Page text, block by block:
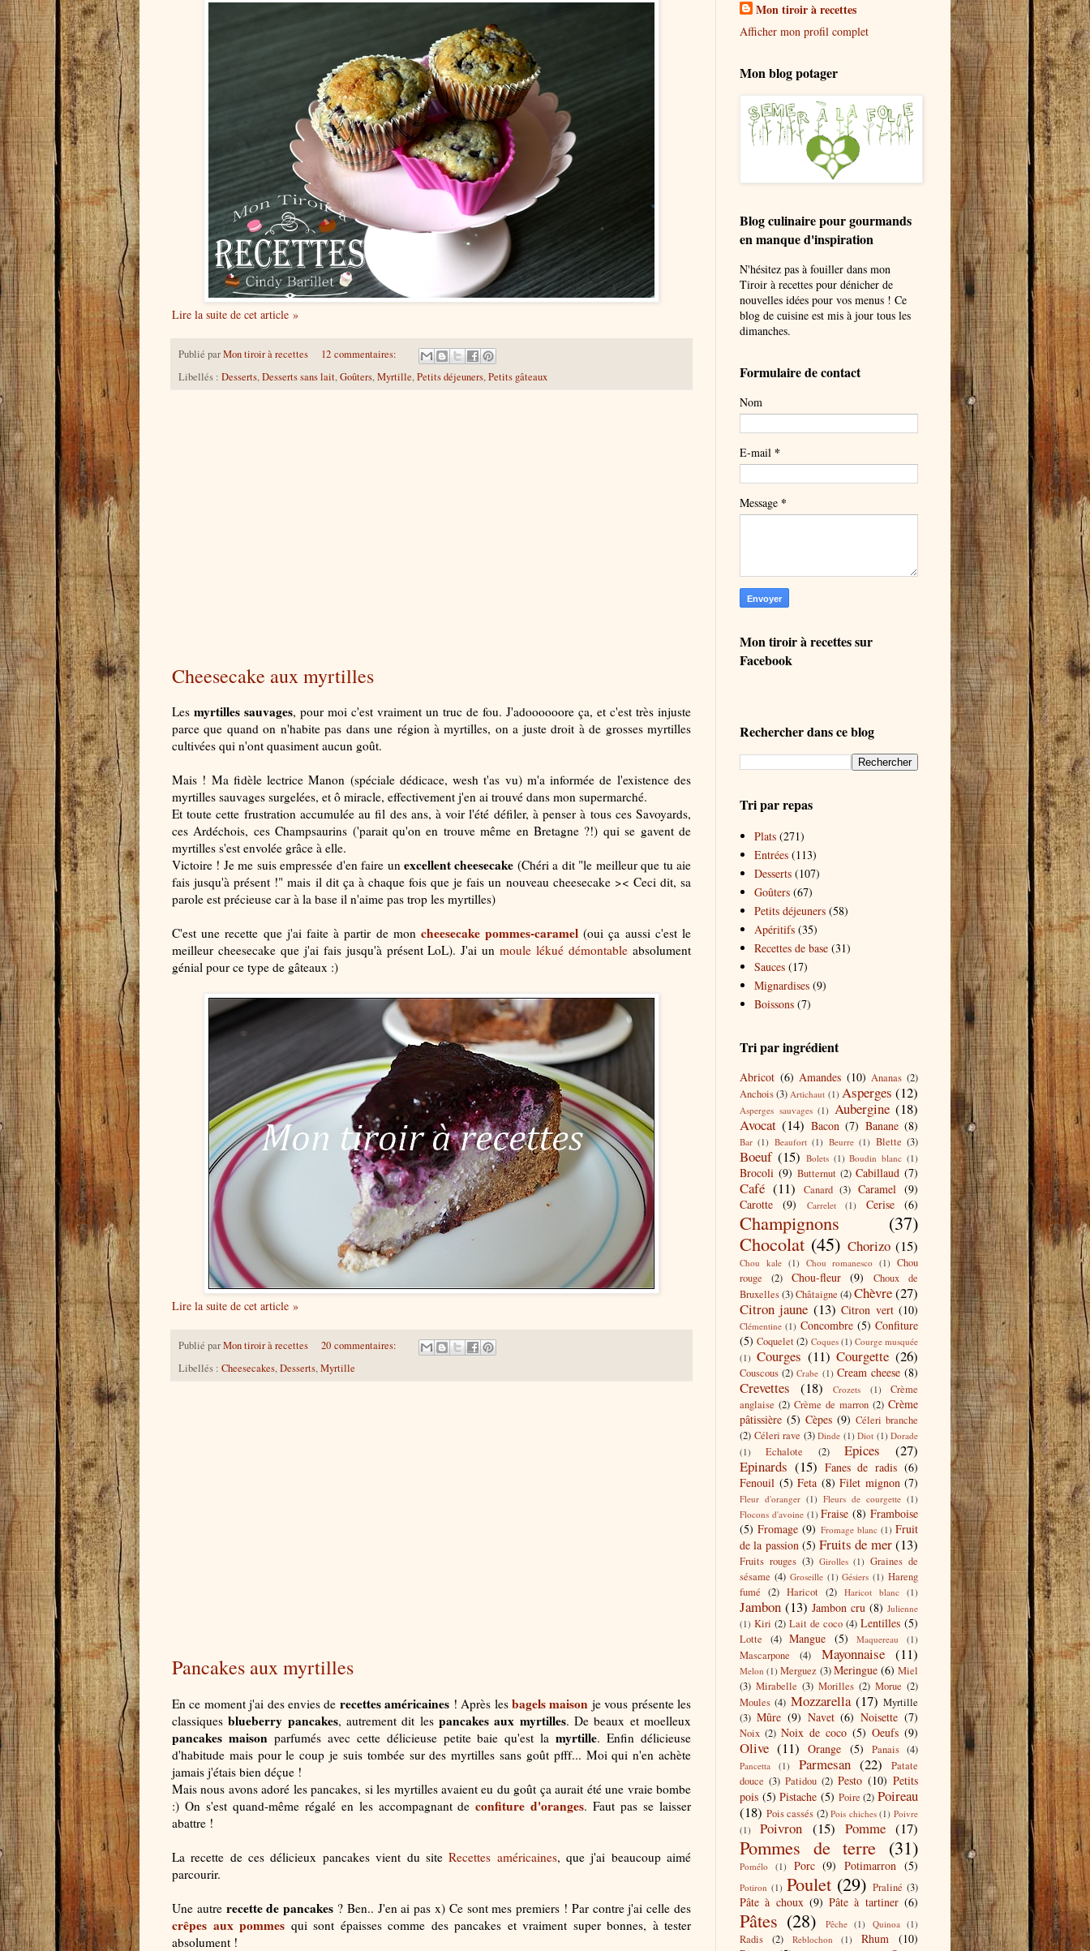
Lire la suite de cet article »
Publié parMon tiroir à recettes
12 commentaires:
Libellés : Desserts,Desserts sans lait,Goûters,Myrtille,Petits déjeuners,Petits gâteaux
Cheesecake aux myrtilles
Les myrtilles sauvages, pour moi c'est vraiment un truc de fou. J'adoooooore ça, et c'est très injuste
parce que quand on n'habite pas dans une région à myrtilles, on a juste droit à de grosses myrtilles
cultivées qui n'ont quasiment aucun goût.
Mais ! Ma fidèle lectrice Manon (spéciale dédicace, wesh t'as vu) m'a informée de l'existence des
myrtilles sauvages surgelées, et ô miracle, effectivement j'en ai trouvé dans mon supermarché.
Et toute cette frustration accumulée au fil des ans, à voir l'été défiler, à penser à tous ces Savoyards,
ces Ardéchois, ces Champsaurins ('parait qu'on en trouve même en Bretagne ?!) qui se gavent de
myrtilles s'est envolée grâce à elle.
Victoire ! Je me suis empressée d'en faire un excellent cheesecake (Chéri a dit "le meilleur que tu aie
fais jusqu'à présent !" mais il dit ça à chaque fois que je fais un nouveau cheesecake >< Ceci dit, sa
parole est précieuse car à la base il n'aime pas trop les myrtilles)
C'est une recette que j'ai faite à partir de mon cheesecake pommes-caramel (oui ça aussi c'est le
meilleur cheesecake que j'ai fais jusqu'à présent LoL). J'ai unmoule lékué démontable absolument
génial pour ce type de gâteaux :)
Lire la suite de cet article »
Publié parMon tiroir à recettes
20 commentaires:
Libellés : Cheesecakes,Desserts,Myrtille
Pancakes aux myrtilles
En ce moment j'ai des envies de recettes américaines ! Après les bagels maison je vous présente les
classiquesblueberry pancakes, autrement dit lespancakes aux myrtilles. De beaux et moelleux
pancakes maison parfumés avec cette délicieuse petite baie qu'est lamyrtille. Enfin délicieuse
d'habitude mais pour le coup je suis tombée sur des myrtilles sans goût pfff... Moi qui n'en achète
jamais j'étais bien déçue !
Mais nous avons adoré les pancakes, si les myrtilles avaient eu du goût ça aurait été une vraie bombe
:) On s'est quand-même régalé en les accompagnant deconfiture d'oranges. Faut pas se laisser
abattre !
La recette de ces délicieux pancakes vient du siteRecettes américaines, que j'ai beaucoup aimé
parcourir.
Une autre recette de pancakes ? Ben.. J'en ai pas x) Ce sont mes premiers ! Par contre j'ai celle des
crêpes aux pommes qui sont épaisses comme des pancakes et vraiment super bonnes, à tester
absolument !
Mon tiroir à recettes
Afficher mon profil complet
Mon blog potager
Blog culinaire pour gourmands
en manque d'inspiration
N'hésitez pas à fouiller dans mon
Tiroir à recettes pour dénicher de
nouvelles idées pour vos menus ! Ce
blog de cuisine est mis à jour tous les
dimanches.
Formulaire de contact
Nom
E-mail *
Message *
Mon tiroir à recettes sur
Facebook
Rechercher dans ce blog
Tri par repas
Plats (271)
Entrées (113)
Desserts (107)
Goûters (67)
Petits déjeuners (58)
Apéritifs (35)
Recettes de base (31)
Sauces (17)
Mignardises (9)
Boissons (7)
Tri par ingrédient
Abricot (6) Amandes (10) Ananas (2)
Anchois(3) Artichaut (1) Asperges (12)
Asperges sauvages (1) Aubergine (18)
Avocat (14) Bacon (7) Banane (8)
Bar (1) Beaufort (1) Beurre (1) Blette (3)
Boeuf (15) Bolets (1) Boudin blanc (1)
Brocoli (9) Butternut (2) Cabillaud (7)
Café (11) Canard (3) Caramel (9)
Carotte
(9) Carrelet (1) Cerise (6)
Champignons
(37)
Chocolat (45) Chorizo (15)
Chou kale (1) Chou romanesco (1)
Chou
rouge
(2) Chou-fleur (9)
Choux de
Bruxelles(3)Châtaigne (4)Chèvre(27)
Citron jaune (13) Citron vert (10)
Clémentine (1) Concombre (5) Confiture
(5) Coquelet(2) Coques (1) Courge musquée
(1) Courges (11) Courgette (26)
Couscous (2) Crabe (1) Cream cheese (8)
Crevettes (18) Crozets (1)
Crème
anglaise (2) Crème de marron (2) Crème
pâtissière (5) Cèpes (9) Céleri branche
(2) Céleri rave (3) Dinde (1) Diot (1) Dorade
(1)
Echalote (2) Epices
(27)
Epinards (15) Fanes de radis (6)
Fenouil (5) Feta (8) Filet mignon (7)
Fleur d'oranger (1) Fleurs de courgette (1)
Flocons d'avoine (1) Fraise (8) Framboise
(5) Fromage (9) Fromage blanc (1) Fruit
de la passion (5) Fruits de mer(13)
Fruits rouges (3) Girolles (1) Graines de
sésame (4) Groseille (1) Gésiers (1) Hareng
fumé (2) Haricot (2) Haricot blanc (1)
Jambon (13) Jambon cru (8) Julienne
(1) Kiri (2) Lait de coco (4) Lentilles (5)
Lotte (4) Mangue (5) Maquereau (1)
Mascarpone (4) Mayonnaise (11)
Melon (1) Merguez (3) Meringue (6) Miel
(3) Mirabelle (3) Morilles (2) Morue (2)
Moules (4) Mozzarella (17) Myrtille
(3) Mûre (9) Navet (6) Noisette (7)
Noix (2) Noix de coco (5) Oeufs (9)
Olive (11) Orange (5) Panais (4)
Pancetta (1) Parmesan (22)
Patate
douce (3) Patidou (2) Pesto (10) Petits
pois (5) Pistache (5) Poire (2) Poireau
(18) Pois cassés (2) Pois chiches (1) Poivre
(1)
Poivron (15) Pomme (17)
Pommes de terre (31)
Pomélo (1) Porc (9) Potimarron (5)
Potiron (1) Poulet (29) Praliné (3)
Pâte à choux (9) Pâte à tartiner (6)
Pâtes (28) Pêche (1) Quinoa (1)
Radis (2) Reblochon (1) Rhum
(10)